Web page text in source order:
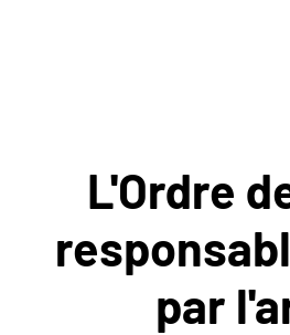
NOUS
CONTACTER
L'Ordre
par